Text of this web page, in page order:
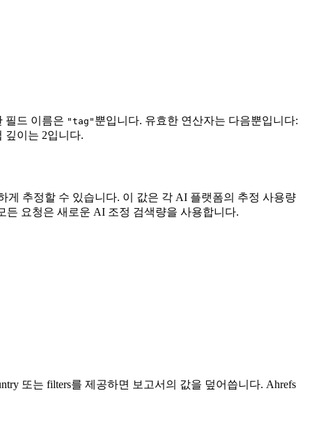
필드 이름은 "tag" 뿐입니다. 유효한 연산자는 다음뿐입니다:
깊이는 2입니다.
추정할 수 있습니다. 이 값은 각 AI 플랫폼의 추정 사용량
든 요청은 새로운 AI 조정 검색량을 사용합니다.
또는 filters를 제공하면 보고서의 값을 덮어씁니다. Ahrefs